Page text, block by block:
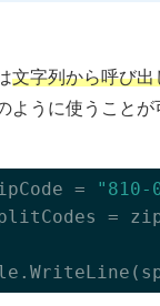
文字列から呼び出
ように使うことが
= "810-
=
WriteLine(